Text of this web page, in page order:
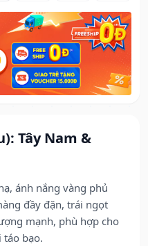
Tây Nam &
ánh nắng vàng phủ
đầy đặn, trái ngọt
mạnh, phù hợp cho
bạo.